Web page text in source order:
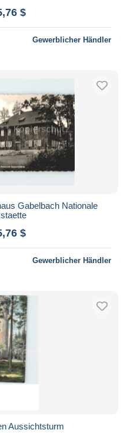
$
Gewerblicher Händler
Gabelbach Nationale
$
Gewerblicher Händler
Aussichtsturm